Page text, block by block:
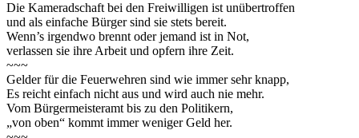
Die Kameradschaft bei den Freiwilligen ist unübertroffen
und als einfache Bürger sind sie stets bereit.
Wenn’s irgendwo brennt oder jemand ist in Not,
verlassen sie ihre Arbeit und opfern ihre Zeit.
~~~
Gelder für die Feuerwehren sind wie immer sehr knapp,
Es reicht einfach nicht aus und wird auch nie mehr.
Vom Bürgermeisteramt bis zu den Politikern,
„von oben“ kommt immer weniger Geld her.